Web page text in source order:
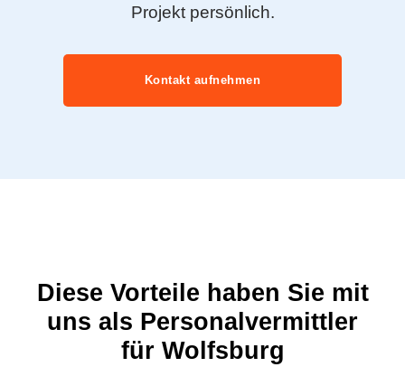
Projekt persönlich.
Kontakt aufnehmen
Diese Vorteile haben Sie mit
uns als Personalvermittler
für Wolfsburg